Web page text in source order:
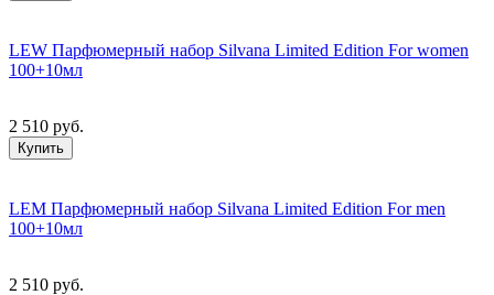
LEW Парфюмерный набор Silvana Limited Edition For women
100+10мл
2 510 руб.
Купить
LEM Парфюмерный набор Silvana Limited Edition For men
100+10мл
2 510 руб.